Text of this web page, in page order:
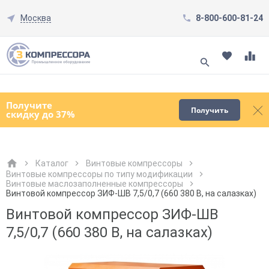
Москва 8-800-600-81-24
Получите
скидку до 37% Получить
Смотреть все товары
Каталог
Винтовые компрессоры
Винтовые компрессоры по типу модификации
Винтовые маслозаполненные компрессоры
Винтовой компрессор ЗИФ-ШВ 7,5/0,7 (660 380 В, на салазках)
Винтовой компрессор ЗИФ-ШВ
7,5/0,7 (660 380 В, на салазках)
Как к Вам обращаться?
Телефон
Как к Вам обращаться?
Телефон
Город доставки
Как к Вам обращаться?
Как к Вам обращаться?
Телефон